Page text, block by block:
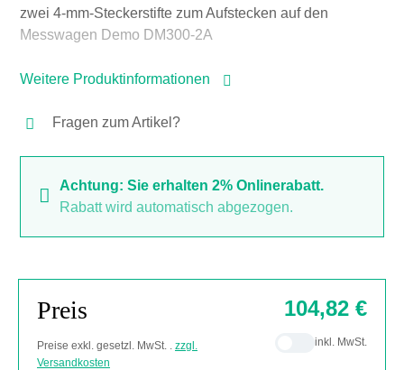
zwei 4-mm-Steckerstifte zum Aufstecken auf den
Messwagen Demo DM300-2A
Weitere Produktinformationen
Fragen zum Artikel?
Achtung: Sie erhalten 2% Onlinerabatt.
Rabatt wird automatisch abgezogen.
Preis
Preise exkl. gesetzl. MwSt. . zzgl.
Versandkosten
104,82 €
inkl. MwSt.